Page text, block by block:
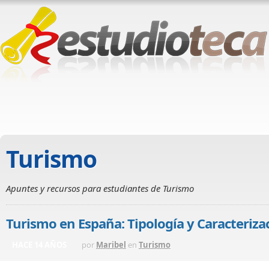
Turismo
Apuntes y recursos para estudiantes de Turismo
Turismo en España: Tipología y
por Maribel en Turismo